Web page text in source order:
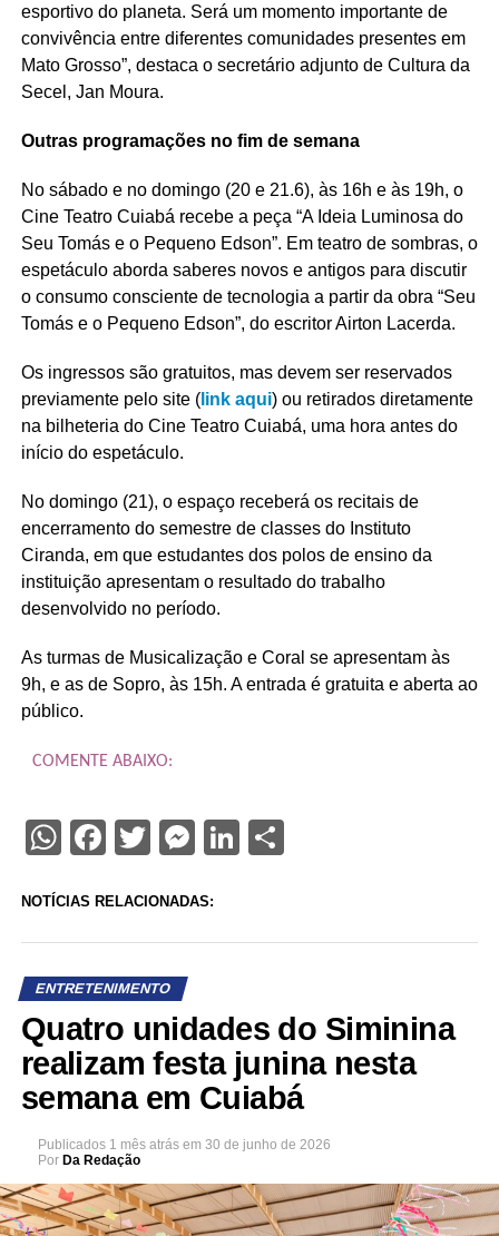
esportivo do planeta. Será um momento importante de
convivência entre diferentes comunidades presentes em
Mato Grosso”, destaca o secretário adjunto de Cultura da
Secel, Jan Moura.
Outras programações no fim de semana
No sábado e no domingo (20 e 21.6), às 16h e às 19h, o
Cine Teatro Cuiabá recebe a peça “A Ideia Luminosa do
Seu Tomás e o Pequeno Edson”. Em teatro de sombras, o
espetáculo aborda saberes novos e antigos para discutir
o consumo consciente de tecnologia a partir da obra “Seu
Tomás e o Pequeno Edson”, do escritor Airton Lacerda.
Os ingressos são gratuitos, mas devem ser reservados
previamente pelo site (link aqui) ou retirados diretamente
na bilheteria do Cine Teatro Cuiabá, uma hora antes do
início do espetáculo.
No domingo (21), o espaço receberá os recitais de
encerramento do semestre de classes do Instituto
Ciranda, em que estudantes dos polos de ensino da
instituição apresentam o resultado do trabalho
desenvolvido no período.
As turmas de Musicalização e Coral se apresentam às
9h, e as de Sopro, às 15h. A entrada é gratuita e aberta ao
público.
COMENTE ABAIXO:
WhatsApp
Facebook
Twitter
Messenger
LinkedIn
Share
NOTÍCIAS RELACIONADAS:
ENTRETENIMENTO
Quatro unidades do Siminina
realizam festa junina nesta
semana em Cuiabá
Publicados 1 mês atrás em 30 de junho de 2026
Por Da Redação